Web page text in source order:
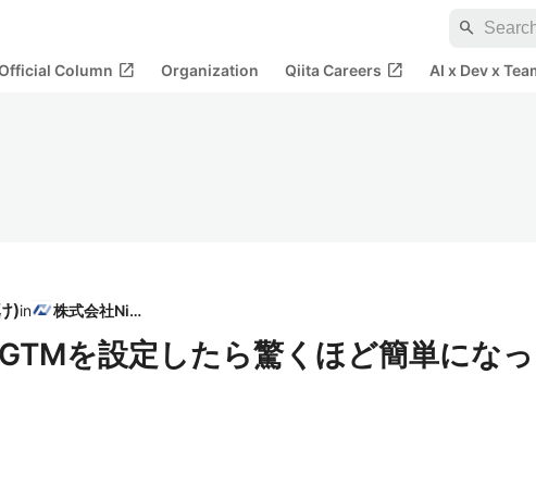
search
Column open_in_new Organization Qiita Careers open_in_new AI x Dev x
)in 株式会社Nint
を設定したら驚くほど簡単になっ